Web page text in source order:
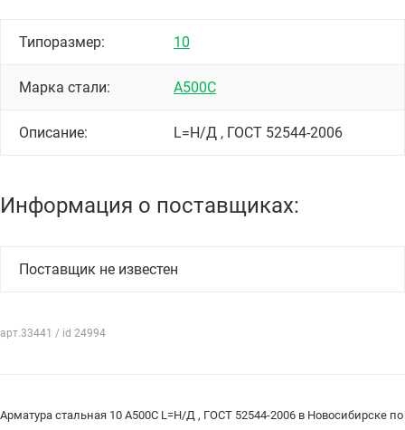
Типоразмер: 10
Марка стали: А500С
Описание: L=Н/Д , ГОСТ 52544-2006
Информация о поставщиках:
Поставщик не известен
арт.33441 / id 24994
Арматура стальная 10 А500С L=Н/Д , ГОСТ 52544-2006 в Новосибирске по